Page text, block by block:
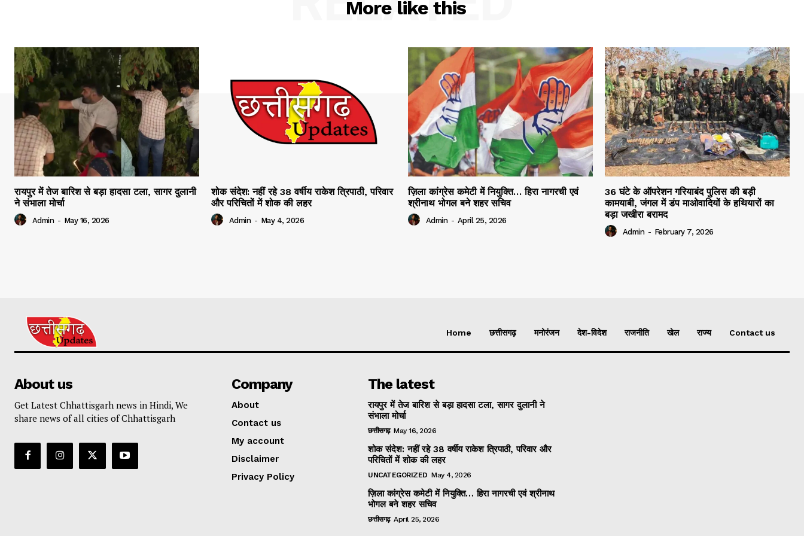
More like this
रायपुर में तेज बारिश से बड़ा हादसा टला, सागर दुलानी
ने संभाला मोर्चा
Admin - May 16, 2026
शोक संदेश: नहीं रहे 38 वर्षीय राकेश त्रिपाठी, परिवार
और परिचितों में शोक की लहर
Admin - May 4, 2026
ज़िला कांग्रेस कमेटी में नियुक्ति… हिरा नागरची एवं
श्रीनाथ भोगल बने शहर सचिव
Admin - April 25, 2026
36 घंटे के ऑपरेशन गरियाबंद पुलिस की बड़ी
कामयाबी, जंगल में डंप माओवादियों के हथियारों का
बड़ा जखीरा बरामद
Admin - February 7, 2026
Home छत्तीसगढ़ मनोरंजन देश-विदेश राजनीति खेल राज्य Contact us
About us
Get Latest Chhattisgarh news in Hindi, We
share news of all cities of Chhattisgarh
Company
About
Contact us
My account
Disclaimer
Privacy Policy
The latest
रायपुर में तेज बारिश से बड़ा हादसा टला, सागर दुलानी ने
संभाला मोर्चा
छत्तीसगढ़ May 16, 2026
शोक संदेश: नहीं रहे 38 वर्षीय राकेश त्रिपाठी, परिवार और
परिचितों में शोक की लहर
UNCATEGORIZED May 4, 2026
ज़िला कांग्रेस कमेटी में नियुक्ति… हिरा नागरची एवं श्रीनाथ
भोगल बने शहर सचिव
छत्तीसगढ़ April 25, 2026